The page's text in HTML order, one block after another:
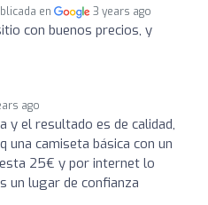
en 3 years ago
con buenos precios, y
ago
y el resultado es de calidad,
una camiseta básica con un
25€ y por internet lo
un lugar de confianza